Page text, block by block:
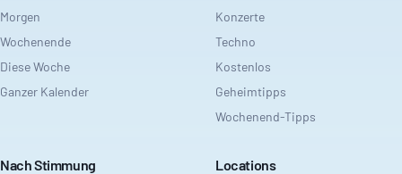
Morgen
Wochenende
Diese Woche
Ganzer Kalender
Konzerte
Techno
Kostenlos
Geheimtipps
Wochenend-Tipps
Nach Stimmung Locations